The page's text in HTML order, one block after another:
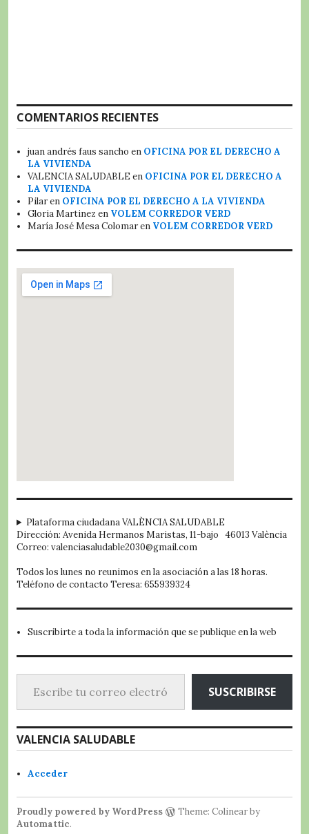
COMENTARIOS RECIENTES
juan andrés faus sancho en OFICINA POR EL DERECHO A
LA VIVIENDA
VALENCIA SALUDABLE en OFICINA POR EL DERECHO A
LA VIVIENDA
Pilaren OFICINA POR EL DERECHO A LA VIVIENDA
Gloria Martinez en VOLEM CORREDOR VERD
María José Mesa Colomaren VOLEM CORREDOR VERD
Plataforma ciudadana VALÈNCIA SALUDABLE
Dirección: Avenida Hermanos Maristas, 11-bajo 46013 València
Correo: valenciasaludable2030@gmail.com
Todos los lunes no reunimos en la asociación a las 18 horas.
Teléfono de contacto Teresa: 655939324
Suscribirte a toda la información que se publique en la web
Escribe tu correo electrónico…
SUSCRIBIRSE
VALENCIA SALUDABLE
Acceder
Proudly powered by WordPress
Theme: Colinear by
Automattic.